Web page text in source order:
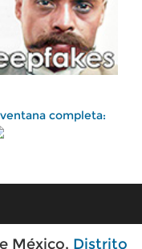
completa:
México, Distrito